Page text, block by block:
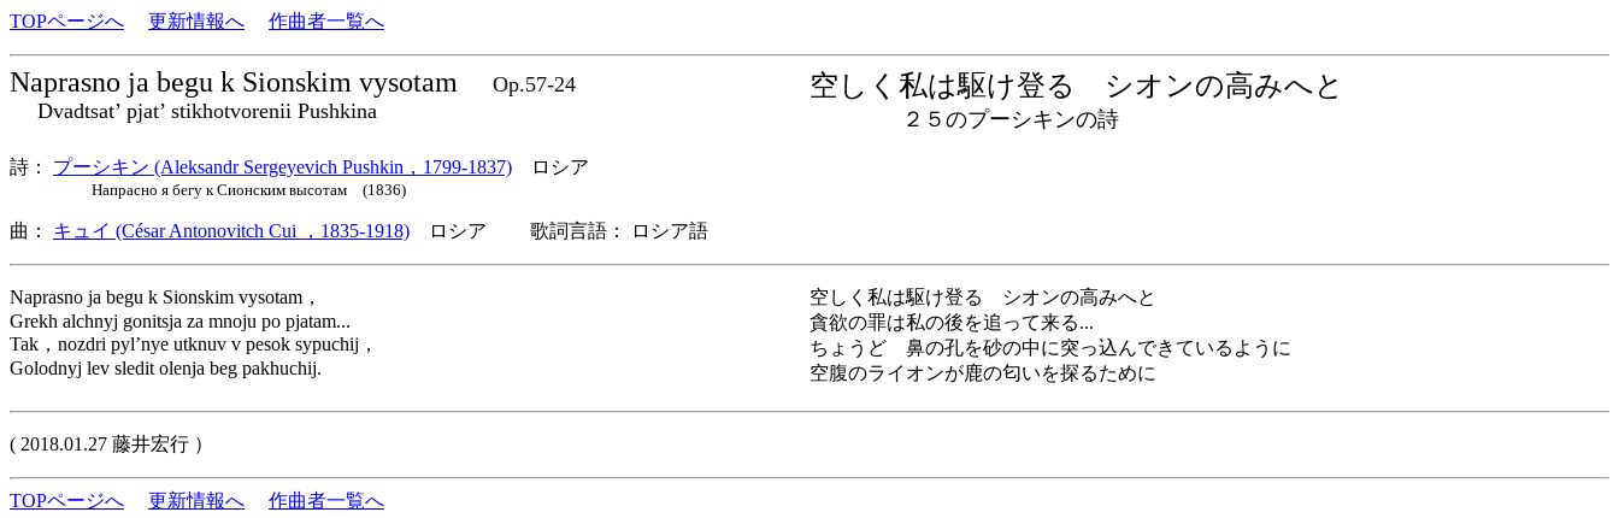
TOPページへ 更新情報へ 作曲者一覧へ
Naprasno ja begu k Sionskim vysotam
Op.57-24
Dvadtsat’ pjat’ stikhotvorenii Pushkina
空しく私は駆け登る シオンの高みへと
２５のプーシキンの詩
詩： プーシキン (Aleksandr Sergeyevich Pushkin，1799-1837) ロシア
Напрасно я бегу к Сионским высотам (1836)
曲： キュイ (César Antonovitch Cui ，1835-1918) ロシア 歌詞言語： ロシア語
Naprasno ja begu k Sionskim vysotam，
Grekh alchnyj gonitsja za mnoju po pjatam...
Tak，nozdri pyl’nye utknuv v pesok sypuchij，
Golodnyj lev sledit olenja beg pakhuchij.
空しく私は駆け登る シオンの高みへと
貪欲の罪は私の後を追って来る...
ちょうど 鼻の孔を砂の中に突っ込んできているように
空腹のライオンが鹿の匂いを探るために
( 2018.01.27 藤井宏行 ）
TOPページへ 更新情報へ 作曲者一覧へ